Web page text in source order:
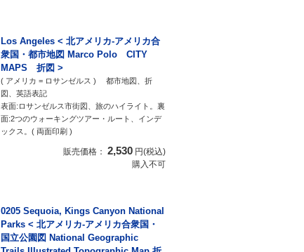
Los Angeles < 北アメリカ-アメリカ合
衆国・都市地図 Marco Polo CITY
MAPS 折図 >
( アメリカ = ロサンゼルス ) 都市地図、折
図、英語表記
表面:ロサンゼルス市街図、旅のハイライト。裏
面:2つのウォーキングツアー・ルート、インデ
ックス。( 両面印刷 )
販売価格： 2,530 円(税込)
購入不可
0205 Sequoia, Kings Canyon National
Parks < 北アメリカ-アメリカ合衆国・
国立公園図 National Geographic